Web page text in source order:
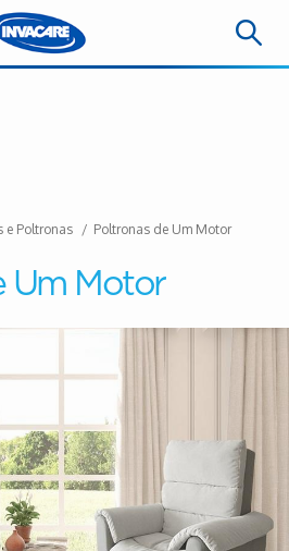
e Poltronas Poltronas de Um Motor
Um Motor